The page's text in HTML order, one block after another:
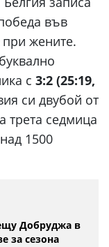
във
жените.
с 3:2 (25:19,
си двубой от
трета седмица
1500
Добруджа в
за сезона